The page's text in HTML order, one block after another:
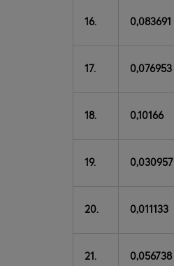
16. 0,083691
17. 0,076953
18. 0,10166
19. 0,030957
20. 0,011133
21. 0,056738